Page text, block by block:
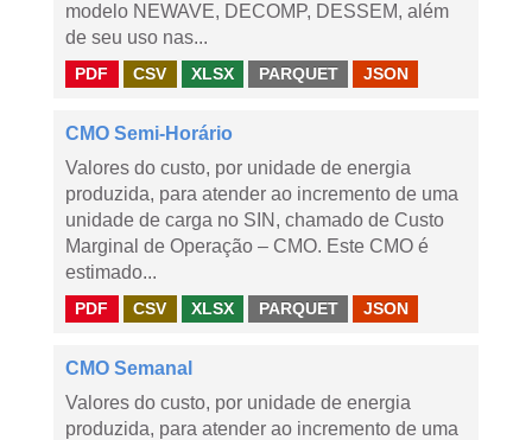
modelo NEWAVE, DECOMP, DESSEM, além
de seu uso nas...
PDF CSV XLSX PARQUET JSON
CMO Semi-Horário
Valores do custo, por unidade de energia
produzida, para atender ao incremento de uma
unidade de carga no SIN, chamado de Custo
Marginal de Operação – CMO. Este CMO é
estimado...
PDF CSV XLSX PARQUET JSON
CMO Semanal
Valores do custo, por unidade de energia
produzida, para atender ao incremento de uma